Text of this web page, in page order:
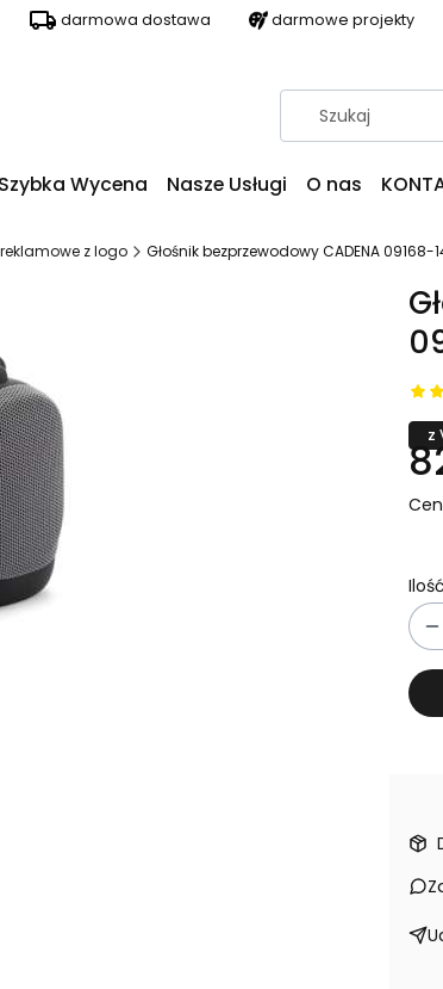
darmowa dostawa darmowe projekty
Wycena Nasze Usługi O nas
reklamowe z logo Głośnik bezprzewodowy CADENA 09168-
z
Ilość